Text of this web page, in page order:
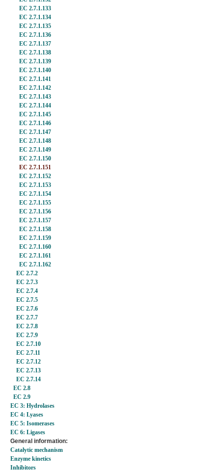
EC 2.7.1.133
EC 2.7.1.134
EC 2.7.1.135
EC 2.7.1.136
EC 2.7.1.137
EC 2.7.1.138
EC 2.7.1.139
EC 2.7.1.140
EC 2.7.1.141
EC 2.7.1.142
EC 2.7.1.143
EC 2.7.1.144
EC 2.7.1.145
EC 2.7.1.146
EC 2.7.1.147
EC 2.7.1.148
EC 2.7.1.149
EC 2.7.1.150
EC 2.7.1.151
EC 2.7.1.152
EC 2.7.1.153
EC 2.7.1.154
EC 2.7.1.155
EC 2.7.1.156
EC 2.7.1.157
EC 2.7.1.158
EC 2.7.1.159
EC 2.7.1.160
EC 2.7.1.161
EC 2.7.1.162
EC 2.7.2
EC 2.7.3
EC 2.7.4
EC 2.7.5
EC 2.7.6
EC 2.7.7
EC 2.7.8
EC 2.7.9
EC 2.7.10
EC 2.7.11
EC 2.7.12
EC 2.7.13
EC 2.7.14
EC 2.8
EC 2.9
EC 3: Hydrolases
EC 4: Lyases
EC 5: Isomerases
EC 6: Ligases
General information:
Catalytic mechanism
Enzyme kinetics
Inhibitors